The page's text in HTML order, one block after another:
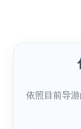
依照目前导